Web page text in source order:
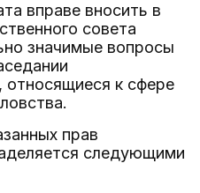
вправе вносить в
совета
значимые вопросы
относящиеся к сфере
прав
следующими